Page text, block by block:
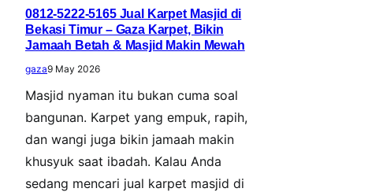
0812-5222-5165 Jual Karpet Masjid di
Bekasi Timur – Gaza Karpet, Bikin
Jamaah Betah & Masjid Makin Mewah
gaza9 May 2026
Masjid nyaman itu bukan cuma soal
bangunan. Karpet yang empuk, rapih,
dan wangi juga bikin jamaah makin
khusyuk saat ibadah. Kalau Anda
sedang mencari jual karpet masjid di